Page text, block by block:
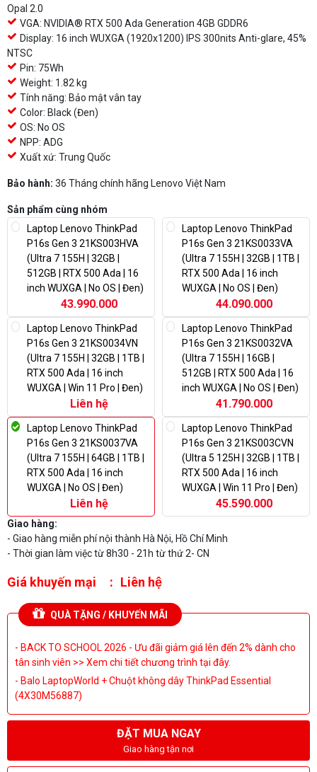
Opal 2.0
VGA: NVIDIA® RTX 500 Ada Generation 4GB GDDR6
Display: 16 inch WUXGA (1920x1200) IPS 300nits Anti-glare, 45%
NTSC
Pin: 75Wh
Weight: 1.82 kg
Tính năng: Bảo mật vân tay
Color: Black (Đen)
OS: No OS
NPP: ADG
Xuất xứ: Trung Quốc
Bảo hành: 36 Tháng chính hãng Lenovo Việt Nam
Sản phẩm cùng nhóm
Laptop Lenovo ThinkPad
P16s Gen 3 21KS003HVA
(Ultra 7 155H | 32GB |
512GB | RTX 500 Ada | 16
inch WUXGA | No OS | Đen)
43.990.000
Laptop Lenovo ThinkPad
P16s Gen 3 21KS0033VA
(Ultra 7 155H | 32GB | 1TB |
RTX 500 Ada | 16 inch
WUXGA | No OS | Đen)
44.090.000
Laptop Lenovo ThinkPad
P16s Gen 3 21KS0034VN
(Ultra 7 155H | 32GB | 1TB |
RTX 500 Ada | 16 inch
WUXGA | Win 11 Pro | Đen)
Liên hệ
Laptop Lenovo ThinkPad
P16s Gen 3 21KS0032VA
(Ultra 7 155H | 16GB |
512GB | RTX 500 Ada | 16
inch WUXGA | No OS | Đen)
41.790.000
Laptop Lenovo ThinkPad
P16s Gen 3 21KS0037VA
(Ultra 7 155H | 64GB | 1TB |
RTX 500 Ada | 16 inch
WUXGA | No OS | Đen)
Liên hệ
Laptop Lenovo ThinkPad
P16s Gen 3 21KS003CVN
(Ultra 5 125H | 32GB | 1TB |
RTX 500 Ada | 16 inch
WUXGA | Win 11 Pro | Đen)
45.590.000
Giao hàng:
- Giao hàng miễn phí nội thành Hà Nội, Hồ Chí Minh
- Thời gian làm việc từ 8h30 - 21h từ thứ 2- CN
Giá khuyến mại Liên hệ
QUÀ TẶNG / KHUYẾN MÃI
- BACK TO SCHOOL 2026 - Ưu đãi giảm giá lên đến 2% dành cho
tân sinh viên >> Xem chi tiết chương trình tại đây.
- Balo LaptopWorld + Chuột không dây ThinkPad Essential
(4X30M56887)
ĐẶT MUA NGAY
Giao hàng tận nơi